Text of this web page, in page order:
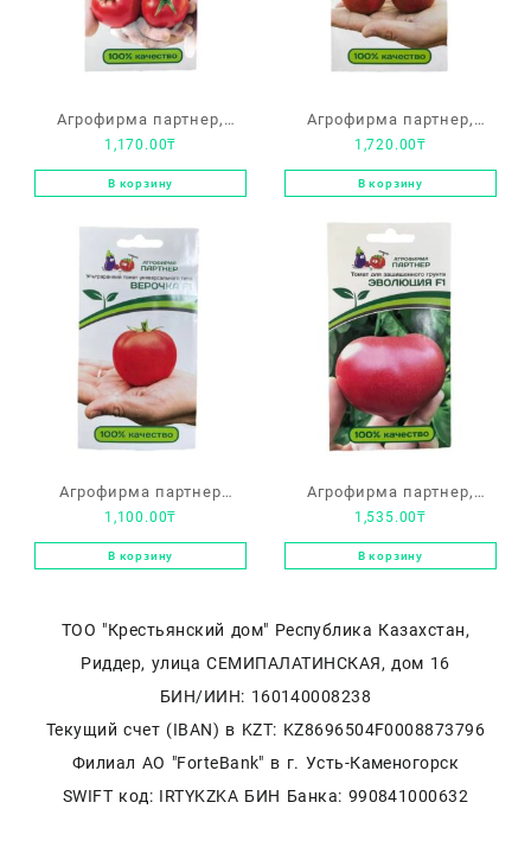
Агрофирма партнер,
томат «Любаша F1»
ультраранний,
1,170.00₸
В корзину
Агрофирма партнер,
томат «Вендетта F1»
1,720.00₸
В корзину
Агрофирма партнер
«Верочка F1»
Ультраранний,
1,100.00₸
В корзину
Агрофирма партнер,
томат «Эволюция F1»
для защищенного грунта
1,535.00₸
В корзину
ТОО "Крестьянский дом" Республика Казахстан,
Риддер, улица СЕМИПАЛАТИНСКАЯ, дом 16
БИН/ИИН: 160140008238
Текущий счет (IBAN) в KZT: KZ8696504F0008873796
Филиал АО "ForteBank" в г. Усть-Каменогорск
SWIFT код: IRTYKZKA БИН Банка: 990841000632